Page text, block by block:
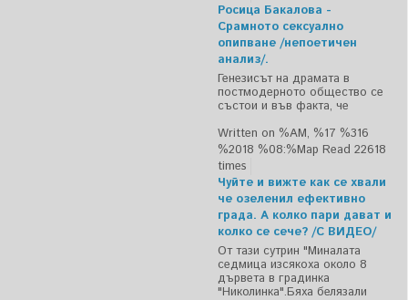
Росица Бакалова -
Срамното сексуално
опипване /непоетичен
анализ/.
Генезисът на драмата в
постмодерното общество се
състои и във факта, че
Written on %AM, %17 %316
%2018 %08:%Мар Read 22618
times
Чуйте и вижте как се хвали
че озеленил ефективно
града. А колко пари дават и
колко се сече? /С ВИДЕО/
От тази сутрин "Миналата
седмица изсякоха около 8
дървета в градинка
"Николинка".Бяха белязали